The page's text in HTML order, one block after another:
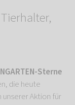
Sterne
die heute
unserer Aktion für